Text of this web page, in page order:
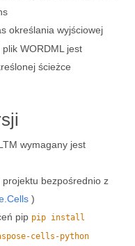
określania wyjściowej
WORDML jest
ścieżce
wymagany jest
projektu bezpośrednio z
)
pip pip install
cells-python